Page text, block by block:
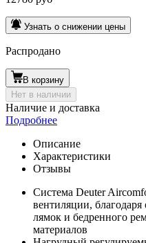
Узнать о снижении цены
Распродано
В корзину
Нет в наличии
Наличие и доставка
Подробнее
Описание
Характеристики
Отзывы
Система Deuter
вентиляции,
лямок и бедренного
материалов